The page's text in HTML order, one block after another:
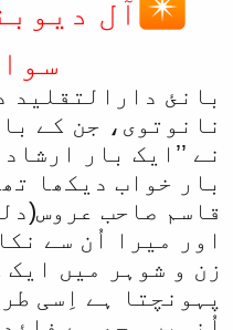
غ
ز
ک
ر
ن
ے
و
ا
ل
آل
بانئ دارالتقلید
نانوتوی، جن کے
نے ’’ایک بار
بار خواب دیکھا
قاسم صاحب
اور میرا اُن سے
زن و شوہر میں ایک
پہونچتا ہے اِسی